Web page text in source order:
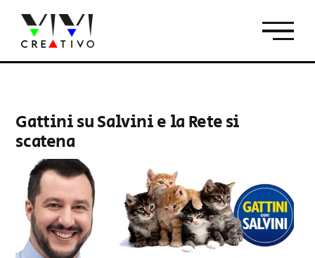
contenuto
Gattini su Salvini e la Rete si
scatena